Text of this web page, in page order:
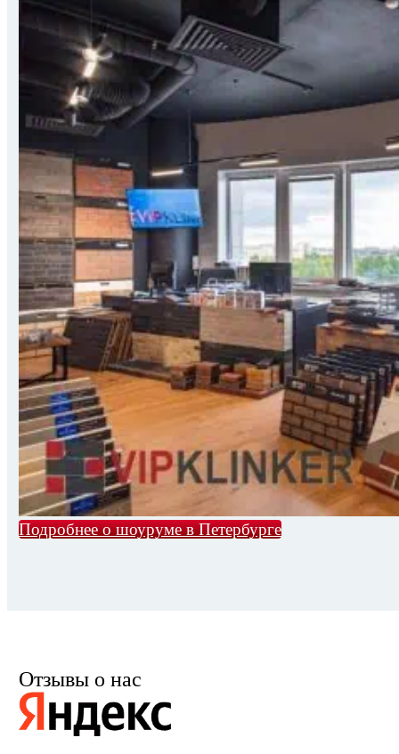
Подробнее о шоуруме в Петербурге
Отзывы о нас